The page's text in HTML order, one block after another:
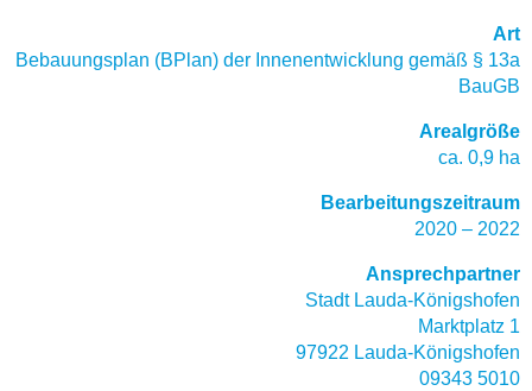
Art
Bebauungsplan (BPlan) der Innenentwicklung gemäß § 13a
BauGB
Arealgröße
ca. 0,9 ha
Bearbeitungszeitraum
2020 – 2022
Ansprechpartner
Stadt Lauda-Königshofen
Marktplatz 1
97922 Lauda-Königshofen
09343 5010